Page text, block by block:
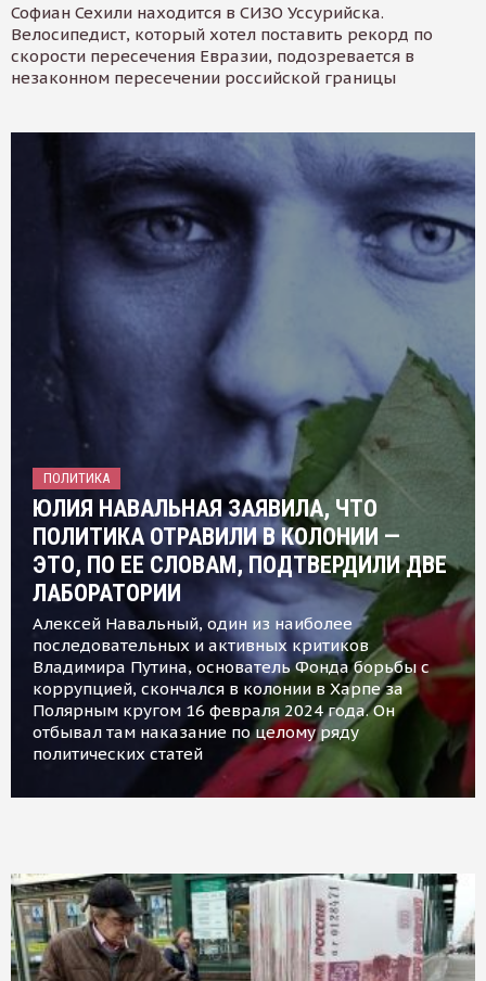
Софиан Сехили находится в СИЗО Уссурийска.
Велосипедист, который хотел поставить рекорд по
скорости пересечения Евразии, подозревается в
незаконном пересечении российской границы
ПОЛИТИКА
ЮЛИЯ НАВАЛЬНАЯ ЗАЯВИЛА, ЧТО
ПОЛИТИКА ОТРАВИЛИ В КОЛОНИИ —
ЭТО, ПО ЕЕ СЛОВАМ, ПОДТВЕРДИЛИ ДВЕ
ЛАБОРАТОРИИ
Алексей Навальный, один из наиболее
последовательных и активных критиков
Владимира Путина, основатель Фонда борьбы с
коррупцией, скончался в колонии в Харпе за
Полярным кругом 16 февраля 2024 года. Он
отбывал там наказание по целому ряду
политических статей